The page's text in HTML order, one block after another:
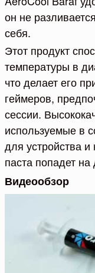
он не
себя.
Этот продукт
температуры в
что делает его
геймеров,
сессии.
используемые в
для устройства
паста попадет
Видеообзор